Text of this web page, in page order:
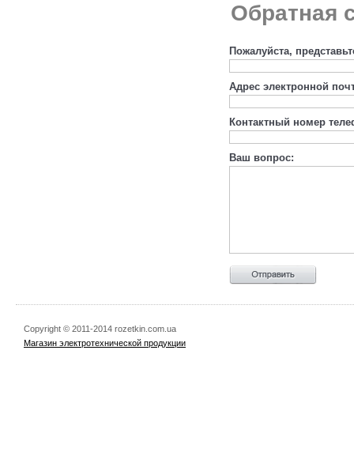
Обратная
Пожалуйста,
Адрес электронной
Контактный номер
Ваш вопрос:
Copyright © 2011-2014 rozetkin.com.ua
Магазин электротехнической продукции